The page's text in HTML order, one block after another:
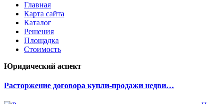
Главная
Карта сайта
Каталог
Решения
Площадка
Стоимость
Юридический аспект
Расторжение договора купли-продажи недви…